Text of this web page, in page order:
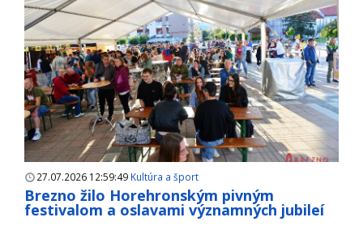
27.07.2026 12:59:49 Kultúra a šport
Brezno žilo Horehronským pivným
festivalom a oslavami významných jubileí